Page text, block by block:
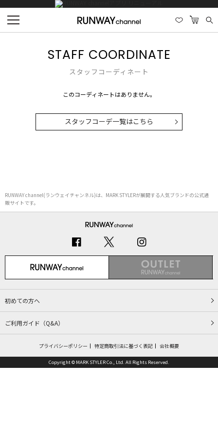
STAFF COORDINATE
スタッフコーディネート
このコーディネートはありません。
スタッフコーデ一覧はこちら
RUNWAY channel(ランウェイチャンネル)は、MARK STYLERが展開する人気ブランドの公式通
販サイトです。
初めての方へ
ご利用ガイド（Q&A）
プライバシーポリシー 特定商取引法に基づく表記 会社概要
Copyright © MARK STYLER Co., Ltd. All Rights Reserved.